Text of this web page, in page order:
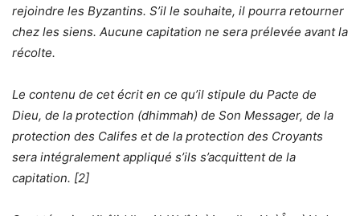
rejoindre les Byzantins. S’il le souhaite, il pourra retourner
chez les siens. Aucune capitation ne sera prélevée avant la
récolte.
Le contenu de cet écrit en ce qu’il stipule du Pacte de
Dieu, de la protection (dhimmah) de Son Messager, de la
protection des Califes et de la protection des Croyants
sera intégralement appliqué s’ils s’acquittent de la
capitation. [2]